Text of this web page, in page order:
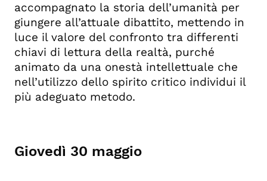
accompagnato la storia dell’umanità per
giungere all’attuale dibattito, mettendo in
luce il valore del confronto tra differenti
chiavi di lettura della realtà, purché
animato da una onestà intellettuale che
nell’utilizzo dello spirito critico individui il
più adeguato metodo.
Giovedì 30 maggio